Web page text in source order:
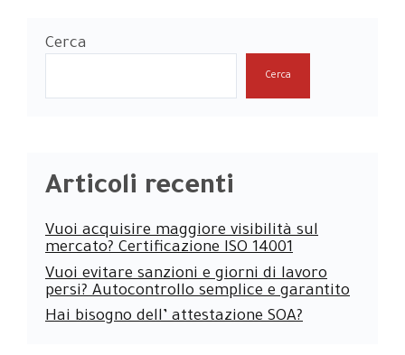
Cerca
Cerca
Articoli recenti
Vuoi acquisire maggiore visibilità sul
mercato? Certificazione ISO 14001
Vuoi evitare sanzioni e giorni di lavoro
persi? Autocontrollo semplice e garantito
Hai bisogno dell’ attestazione SOA?